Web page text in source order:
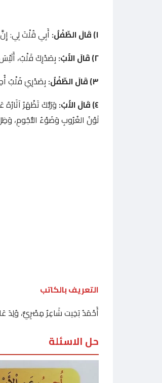
١) قَالَ الطِّفْلُ:
أَبِي قُلْتَ لِي:
٢) قَالَ الأَبُ:
بِصَدْرِكَ قَلْبٌ،
٣) قَالَ الطِّفْلُ:
بِصَدْرِيَ قَلْبٌ
٤) قَالَ الأَبُ:
وَرَبُّكَ تَظْهَرُ
لَوْنُ الغُرُوبِ وَضَوْءُ النُّجُومِ،
التعريف بالكاتب
أَحْمَدُ بَخِيت شَاعِرٌ مِصْرِيٌّ، وُلِدَ عَامَ ١٩٦٦ م بِمَدِينَةِ أَسْيُوط. مِنْ مُؤَلَّفَاتِهِ: «وَدَاعًا أَيَّتُهَا الصَّحْرَاءُ»، «ظِلٌّ وَنُورٌ»،
حل الاسئلة